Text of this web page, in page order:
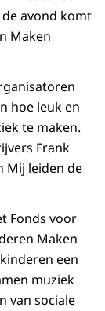
avond komt
Maken
hoe leuk en
te maken.
Frank
Mij leiden de
Fonds voor
Maken
een
muziek
van sociale